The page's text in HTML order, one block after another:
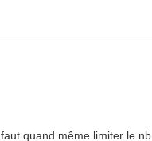
quand même limiter le nb